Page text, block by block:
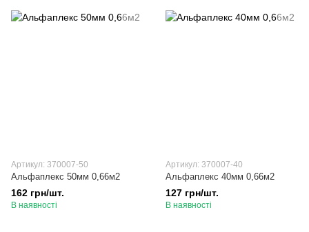
Артикул: 370007-50
Альфаплекс 50мм 0,66м2
162 грн/шт.
В наявності
Артикул: 370007-40
Альфаплекс 40мм 0,66м2
127 грн/шт.
В наявності